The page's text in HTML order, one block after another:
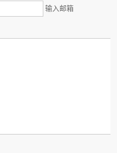
输入邮箱